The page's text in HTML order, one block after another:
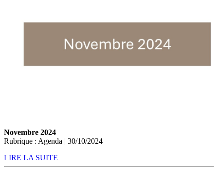
Novembre 2024
Rubrique : Agenda | 30/10/2024
LIRE LA SUITE